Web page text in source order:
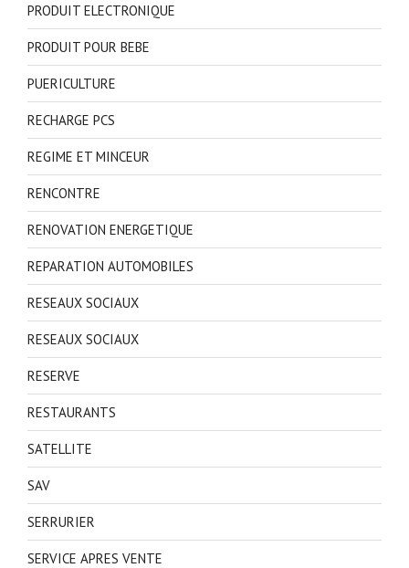
PRODUIT ELECTRONIQUE
PRODUIT POUR BEBE
PUERICULTURE
RECHARGE PCS
REGIME ET MINCEUR
RENCONTRE
RENOVATION ENERGETIQUE
REPARATION AUTOMOBILES
RESEAUX SOCIAUX
RESEAUX SOCIAUX
RESERVE
RESTAURANTS
SATELLITE
SAV
SERRURIER
SERVICE APRES VENTE